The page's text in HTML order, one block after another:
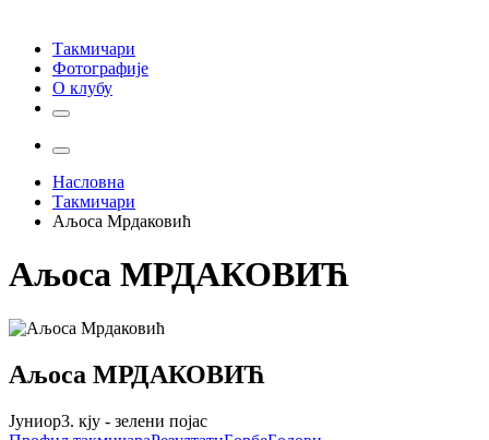
Такмичари
Фотографије
О клубу
Насловна
Такмичари
Аљоса Мрдаковић
Аљоса МРДАКОВИЋ
Аљоса МРДАКОВИЋ
Јуниор3. кју - зелени појас